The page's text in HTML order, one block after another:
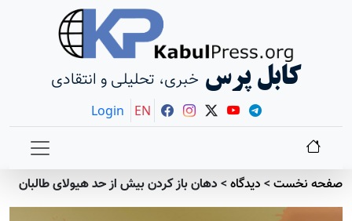
کابل پرس خبری، تحلیلی و انتقادی
Login EN
صفحه نخست> دیدگاه> دهان باز کردن بیش از حد هیولای طالبان